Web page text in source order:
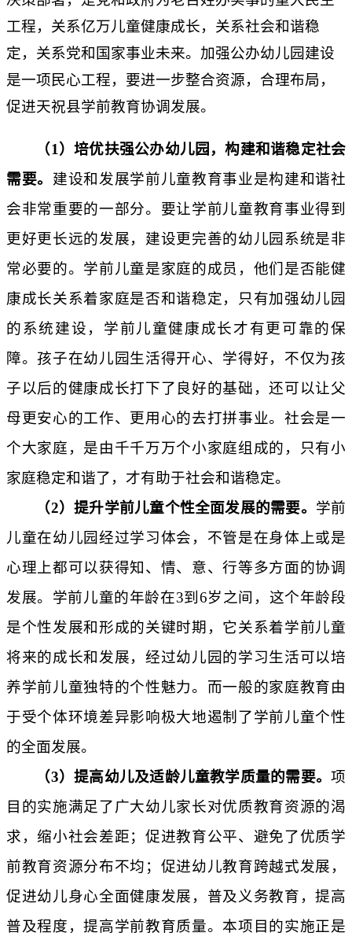
工程，关系亿万儿童健康成长，关系社会和谐稳
定，关系党和国家事业未来。加强公办幼儿园建设
是一项民心工程，要进一步整合资源， 合理布局，
促进天祝县学前教育协调发展。
（1）培优扶强公办幼儿园，构建和谐稳定社会
需要。 建设和发展学前儿童教育事业是构建和谐社
会非常重要的一部分。要让学前儿童教育事业得到
更好更长远的发展，建设更完善的幼儿园系统是非
常必要的。学前儿童是家庭的成员，他们是否能健
康成长关系着家庭是否和谐稳定，只有加强幼儿园
的系统建设，学前儿童健康成长才有更可靠的保
障。孩子在幼儿园生活得开心、学得好，不仅为孩
子以后的健康成长打下了良好的基础，还可以让父
母更安心的工作、更用心的去打拼事业。社会是一
个大家庭，是由千千万万个小家庭组成的，只有小
家庭稳定和谐了，才有助于社会和谐稳定。
（2）提升学前儿童个性全面发展的需要。 学前
儿童在幼儿园经过学习体会，不管是在身体上或是
心理上都可以获得知、情、意、行等多方面的协调
发展。学前儿童的年龄在3到6岁之间，这个年龄段
是个性发展和形成的关键时期，它关系着学前儿童
将来的成长和发展，经过幼儿园的学习生活可以培
养学前儿童独特的个性魅力。而一般的家庭教育由
于受个体环境差异影响极大地遏制了学前儿童个性
的全面发展。
（3）提高幼儿及适龄儿童教学质量的需要。项
目的实施满足了广大幼儿家长对优质教育资源的渴
求，缩小社会差距；促进教育公平、避免了优质学
前教育资源分布不均；促进幼儿教育跨越式发展，
促进幼儿身心全面健康发展，普及义务教育，提高
普及程度，提高学前教育质量。本项目的实施正是